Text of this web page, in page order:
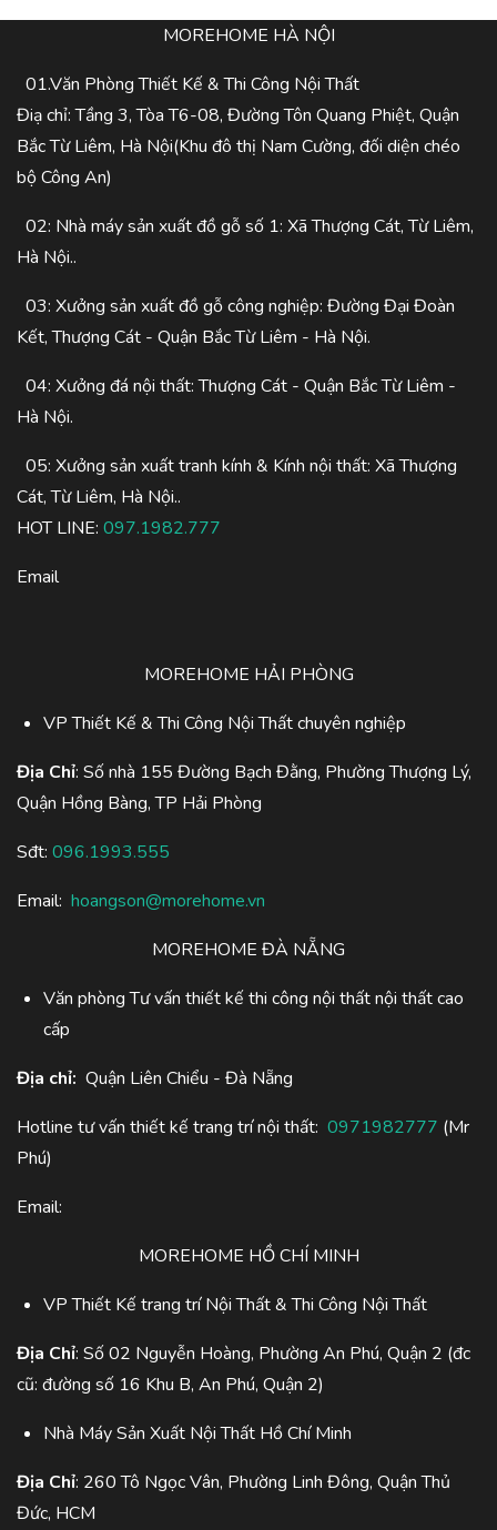
MOREHOME HÀ NỘI
01.Văn Phòng Thiết Kế & Thi Công Nội Thất
Điạ chỉ: Tầng 3, Tòa T6-08, Đường Tôn Quang Phiệt, Quận
Bắc Từ Liêm, Hà Nội(Khu đô thị Nam Cường, đối diện chéo
bộ Công An)
02: Nhà máy sản xuất đồ gỗ số 1: Xã Thượng Cát, Từ Liêm,
Hà Nội..
03: Xưởng sản xuất đồ gỗ công nghiệp: Đường Đại Đoàn
Kết, Thượng Cát - Quận Bắc Từ Liêm - Hà Nội.
04: Xưởng đá nội thất: Thượng Cát - Quận Bắc Từ Liêm -
Hà Nội.
05: Xưởng sản xuất tranh kính & Kính nội thất: Xã Thượng
Cát, Từ Liêm, Hà Nội..
HOT LINE: 097.1982.777
Email
MOREHOME HẢI PHÒNG
VP Thiết Kế & Thi Công Nội Thất chuyên nghiệp
Địa Chỉ: Số nhà 155 Đường Bạch Đằng, Phường Thượng Lý,
Quận Hồng Bàng, TP Hải Phòng
Sđt: 096.1993.555
Email: hoangson@morehome.vn
MOREHOME ĐÀ NẴNG
Văn phòng Tư vấn thiết kế thi công nội thất nội thất cao
cấp
Địa chỉ: Quận Liên Chiểu - Đà Nẵng
Hotline tư vấn thiết kế trang trí nội thất: 0971982777 (Mr
Phú)
Email:
MOREHOME HỒ CHÍ MINH
VP Thiết Kế trang trí Nội Thất & Thi Công Nội Thất
Địa Chỉ: Số 02 Nguyễn Hoàng, Phường An Phú, Quận 2 (đc
cũ: đường số 16 Khu B, An Phú, Quận 2)
Nhà Máy Sản Xuất Nội Thất Hồ Chí Minh
Địa Chỉ: 260 Tô Ngọc Vân, Phường Linh Đông, Quận Thủ
Đức, HCM